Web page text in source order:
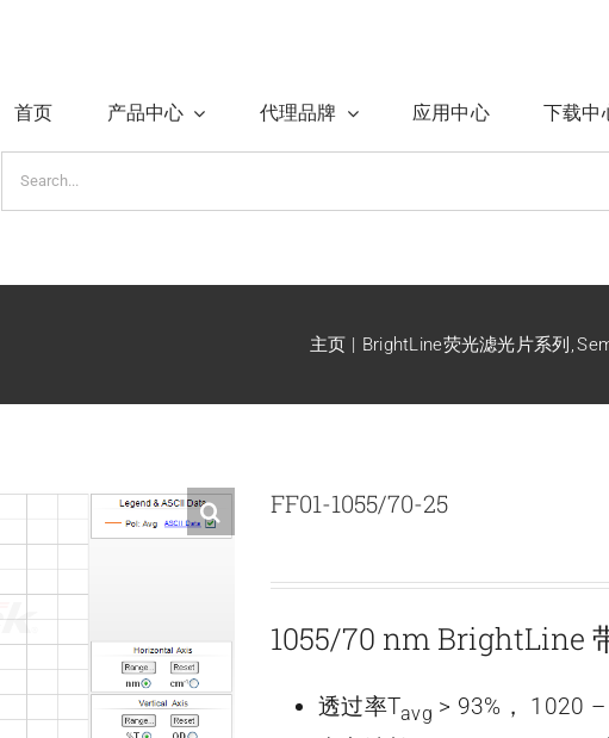
首页 产品中心 代理品牌 应用中心 下载中
索：
主页 BrightLine荧光滤光片系列
FF01-1055/70-25
1055/70 nm BrightLine
透过率Tavg > 93%， 1020